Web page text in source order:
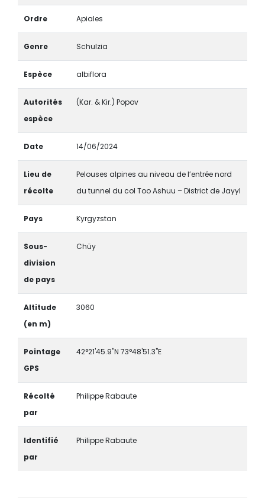
Ordre Apiales
Genre Schulzia
Espèce albiflora
Autorités
espèce
(Kar. & Kir.) Popov
Date 14/06/2024
Lieu de
récolte
Pelouses alpines au niveau de l’entrée nord
du tunnel du col Too Ashuu – District de Jayyl
Pays Kyrgyzstan
Sous-
division
de pays
Chüy
Altitude
(en m)
3060
Pointage
GPS
42°21'45.9"N 73°48'51.3"E
Récolté
par
Philippe Rabaute
Identifié
par
Philippe Rabaute